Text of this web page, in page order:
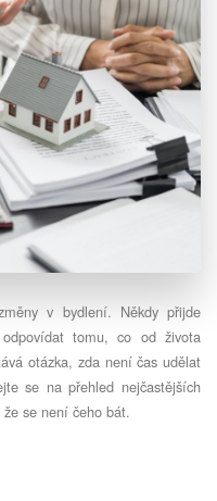
v bydlení. Někdy přijde
tomu, co od života
otázka, zda není čas udělat
se na přehled nejčastějších
se není čeho bát.